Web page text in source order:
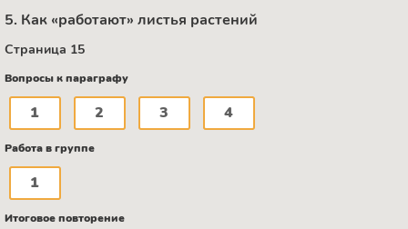
5. Как «работают» листья растений
Страница 15
Вопросы к параграфу
1 2 3 4
Работа в группе
1
Итоговое повторение